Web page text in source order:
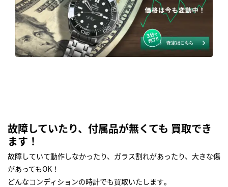
故障していたり、付属品が無くても 買取でき
ます！
故障していて動作しなかったり、ガラス割れがあったり、大きな傷
があってもOK！
どんなコンディションの時計でも買取いたします｡